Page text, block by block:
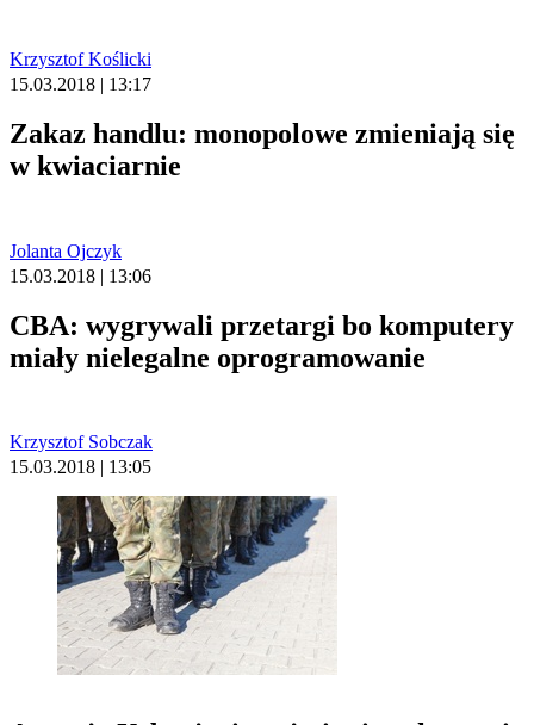
Krzysztof Koślicki
15.03.2018 | 13:17
Zakaz handlu: monopolowe zmieniają się
w kwiaciarnie
Jolanta Ojczyk
15.03.2018 | 13:06
CBA: wygrywali przetargi bo komputery
miały nielegalne oprogramowanie
Krzysztof Sobczak
15.03.2018 | 13:05